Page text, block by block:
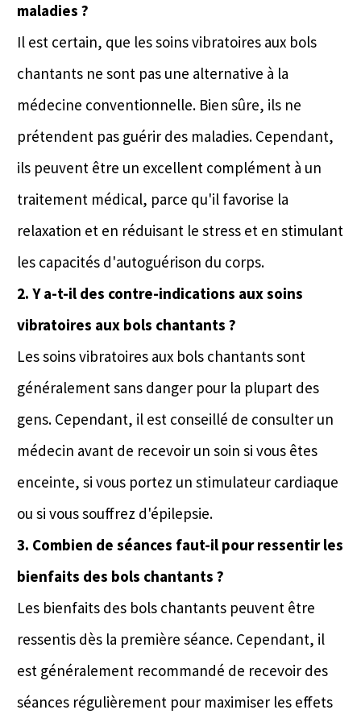
maladies ?
Il est certain, que les soins vibratoires aux bols
chantants ne sont pas une alternative à la
médecine conventionnelle. Bien sûre, ils ne
prétendent pas guérir des maladies. Cependant,
ils peuvent être un excellent complément à un
traitement médical, parce qu'il favorise la
relaxation et en réduisant le stress et en stimulant
les capacités d'autoguérison du corps.
2. Y a-t-il des contre-indications aux soins
vibratoires aux bols chantants ?
Les soins vibratoires aux bols chantants sont
généralement sans danger pour la plupart des
gens. Cependant, il est conseillé de consulter un
médecin avant de recevoir un soin si vous êtes
enceinte, si vous portez un stimulateur cardiaque
ou si vous souffrez d'épilepsie.
3. Combien de séances faut-il pour ressentir les
bienfaits des bols chantants ?
Les bienfaits des bols chantants peuvent être
ressentis dès la première séance. Cependant, il
est généralement recommandé de recevoir des
séances régulièrement pour maximiser les effets